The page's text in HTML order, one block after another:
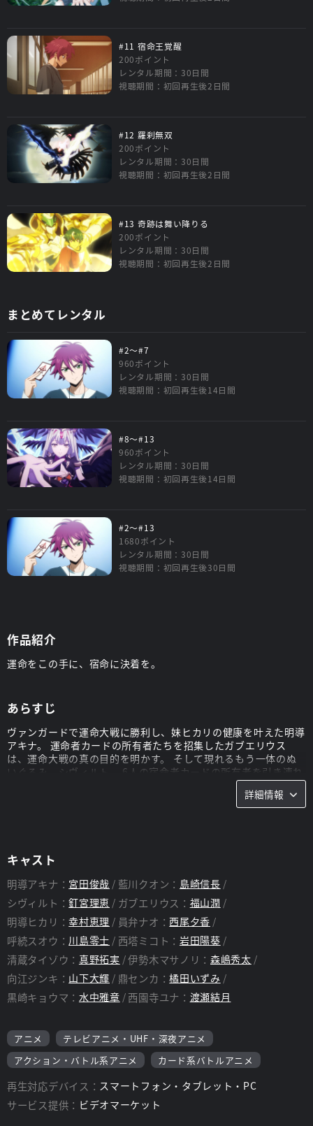
#11 宿命王覚醒
200ポイント
レンタル期間：30日間
視聴期間：初回再生後2日間
#12 羅刹無双
200ポイント
レンタル期間：30日間
視聴期間：初回再生後2日間
#13 奇跡は舞い降りる
200ポイント
レンタル期間：30日間
視聴期間：初回再生後2日間
まとめてレンタル
#2～#7
960ポイント
レンタル期間：30日間
視聴期間：初回再生後14日間
#8～#13
960ポイント
レンタル期間：30日間
視聴期間：初回再生後14日間
#2～#13
1680ポイント
レンタル期間：30日間
視聴期間：初回再生後30日間
作品紹介
運命をこの手に、宿命に決着を。
あらすじ
ヴァンガードで運命大戦に勝利し、妹ヒカリの健康を叶えた明導
アキナ。 運命者カードの所有者たちを招集したガブエリウス
は、運命大戦の真の目的を明かす。 そして現れるもう一体のぬ
いぐるみ、シヴィルト。 6人の宿命者カードの所有者を引き連れ
たシヴィルトは、勝利した者たちが願いを叶えられるという「宿
命決戦」の開幕を宣言する。 運命vs宿命、因縁と思惑が交差す
監督： 山田卓
詳細情報
キャスト
明導アキナ： 宮田俊哉 藍川クオン： 島崎信長
シヴィルト：釘宮理恵 ガブエリウス： 福山潤
明導ヒカリ：幸村恵理 員弁ナオ：西尾夕香
呼続スオウ： 川島零士 西塔ミコト： 岩田陽葵
清蔵タイゾウ： 真野拓実 伊勢木マサノリ：森嶋秀太
向江ジンキ： 山下大輝 鼎センカ：橘田いずみ
黒崎キョウマ： 水中雅章 西園寺ユナ： 渡瀬結月
アニメ
テレビアニメ・UHF・深夜アニメ
アクション・バトル系アニメ
カード系バトルアニメ
再生対応デバイス： スマートフォン・タブレット・PC
サービス提供： ビデオマーケット